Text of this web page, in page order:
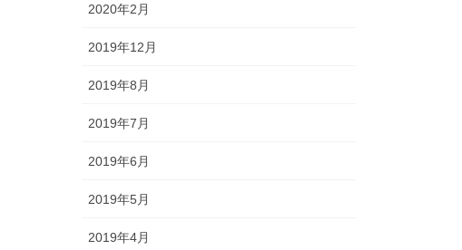
2020年2月
2019年12月
2019年8月
2019年7月
2019年6月
2019年5月
2019年4月